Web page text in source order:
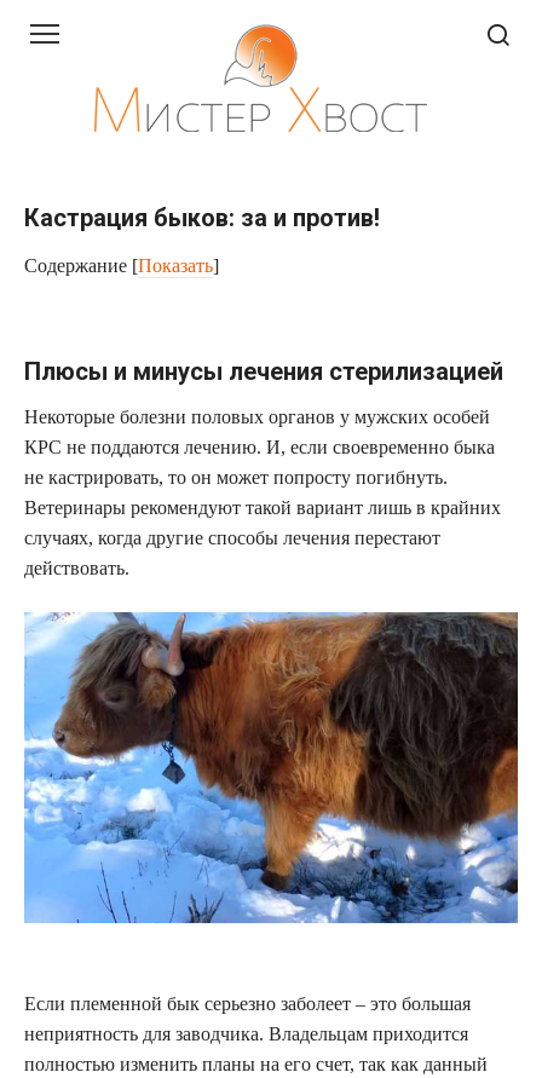
Кастрация быков: за и против!
Содержание [Показать]
Плюсы и минусы лечения стерилизацией
Некоторые болезни половых органов у мужских особей
КРС не поддаются лечению. И, если своевременно быка
не кастрировать, то он может попросту погибнуть.
Ветеринары рекомендуют такой вариант лишь в крайних
случаях, когда другие способы лечения перестают
действовать.
Если племенной бык серьезно заболеет – это большая
неприятность для заводчика. Владельцам приходится
полностью изменить планы на его счет, так как данный